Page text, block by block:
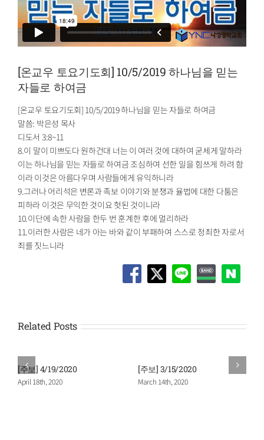
[온교우 토요기도회] 10/5/2019 하나님을 믿는
자들로 하여금
[온교우 토요기도회] 10/5/2019 하나님을 믿는 자들로 하여금
말씀: 박은성 목사
디도서 3:8~11
8.이 말이 미쁘도다 원하건대 너는 이 여러 것에 대하여 굳세게 말하라
이는 하나님을 믿는 자들로 하여금 조심하여 선한 일을 힘쓰게 하려 함
이라 이것은 아름다우며 사람들에게 유익하니라
9.그러나 어리석은 변론과 족보 이야기와 분쟁과 율법에 대한 다툼은
피하라 이것은 무익한 것이요 헛된 것이니라
10.이단에 속한 사람을 한두 번 훈계한 후에 멀리하라
11.이러한 사람은 네가 아는 바와 같이 부패하여 스스로 정죄한 자로서
죄를 짓느니라
Related Posts
[주보] 4/19/2020
April 18th, 2020
[주보] 3/15/2020
March 14th, 2020